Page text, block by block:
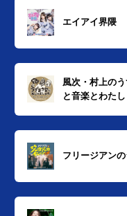
エイアイ界隈
風次・村上の
と音楽とわたし
フリージアン